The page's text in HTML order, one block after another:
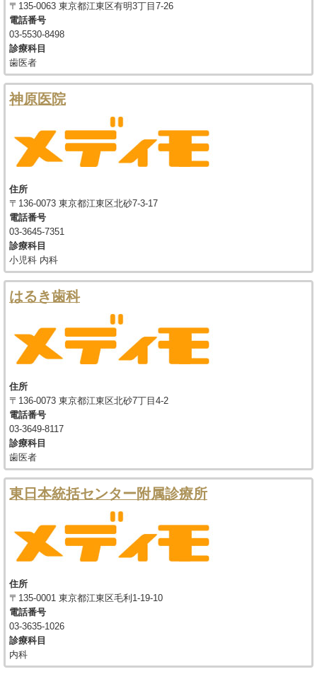
〒135-0063 東京都江東区有明3丁目7-26
電話番号
03-5530-8498
診療科目
歯医者
神原医院
住所
〒136-0073 東京都江東区北砂7-3-17
電話番号
03-3645-7351
診療科目
小児科 内科
はるき歯科
住所
〒136-0073 東京都江東区北砂7丁目4-2
電話番号
03-3649-8117
診療科目
歯医者
東日本統括センター附属診療所
住所
〒135-0001 東京都江東区毛利1-19-10
電話番号
03-3635-1026
診療科目
内科